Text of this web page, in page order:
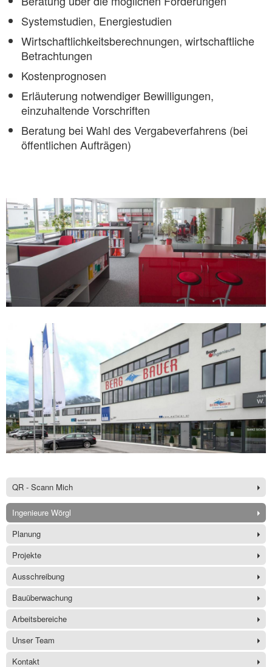
Systemstudien, Energiestudien
Wirtschaftlichkeitsberechnungen, wirtschaftliche
Betrachtungen
Kostenprognosen
Erläuterung notwendiger Bewilligungen,
einzuhaltende Vorschriften
Beratung bei Wahl des Vergabeverfahrens (bei
öffentlichen Aufträgen)
QR - Scann Mich
Ingenieure Wörgl
Planung
Projekte
Ausschreibung
Bauüberwachung
Arbeitsbereiche
Unser Team
Kontakt